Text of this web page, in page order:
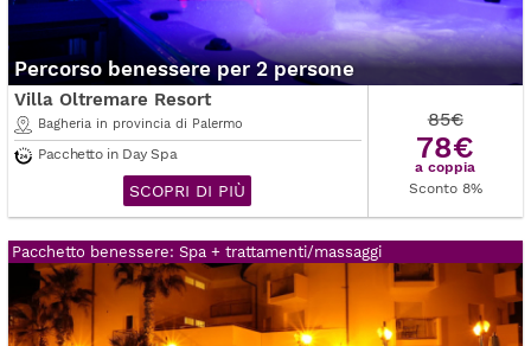
Percorso benessere per 2 persone
Villa Oltremare Resort
Bagheria in provincia di Palermo
Pacchetto in Day Spa
SCOPRI DI PIÙ
85€
78€
a coppia
Sconto 8%
Pacchetto benessere: Spa + trattamenti/massaggi